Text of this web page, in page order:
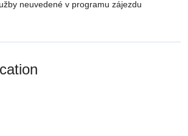
neuvedené v programu zájezdu